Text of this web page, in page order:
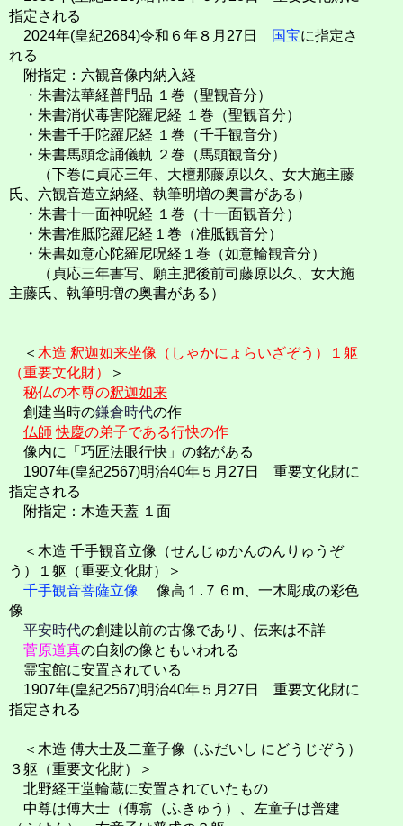
指定される
2024年(皇紀2684)令和６年８月27日
国宝に指定さ
れる
附指定：六観音像内納入経
・朱書法華経普門品 １巻（聖観音分）
・朱書消伏毒害陀羅尼経 １巻（聖観音分）
・朱書千手陀羅尼経 １巻（千手観音分）
・朱書馬頭念誦儀軌 ２巻（馬頭観音分）
（下巻に貞応三年、大檀那藤原以久、女大施主藤
氏、六観音造立納経、執筆明増の奥書がある）
・朱書十一面神呪経 １巻（十一面観音分）
・朱書准胝陀羅尼経１巻（准胝観音分）
・朱書如意心陀羅尼呪経１巻（如意輪観音分）
（貞応三年書写、願主肥後前司藤原以久、女大施
主藤氏、執筆明増の奥書がある）
＜ 木造 釈迦如来坐像（しゃかにょらいざぞう）１躯
（重要文化財）
＞
秘仏の本尊の釈迦如来
創建当時の鎌倉時代の作
仏師 快慶の弟子である行快の作
像内に「巧匠法眼行快」の銘がある
1907年(皇紀2567)明治40年５月27日 重要文化財に
指定される
附指定：木造天蓋 １面
＜木造 千手観音立像（せんじゅかんのんりゅうぞ
う）１躯（重要文化財）＞
千手観音菩薩立像 像高１.７６m、一木彫成の彩色
像
平安時代の創建以前の古像であり、伝来は不詳
菅原道真の自刻の像ともいわれる
霊宝館に安置されている
1907年(皇紀2567)明治40年５月27日 重要文化財に
指定される
＜木造 傅大士及二童子像（ふだいし にどうじぞう）
３躯（重要文化財）＞
北野経王堂輪蔵に安置されていたもの
中尊は傅大士（傅翕（ふきゅう）、左童子は普建